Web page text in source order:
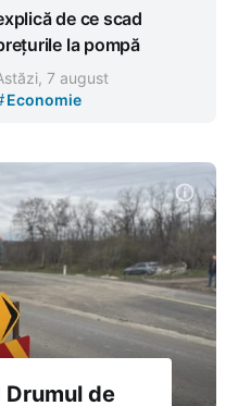
de ce scad
la pompă
7 august
Economie
Drumul de